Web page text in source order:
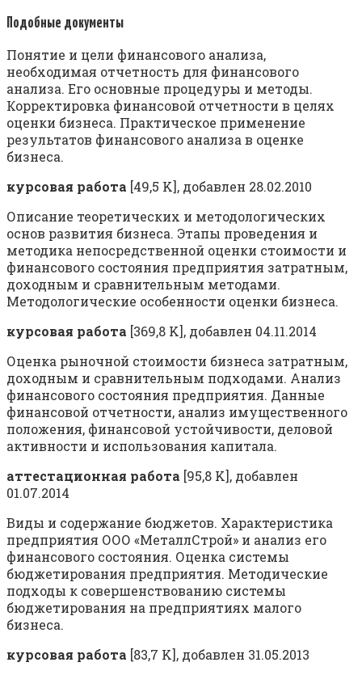
Подобные документы
Понятие и цели финансового анализа,
необходимая отчетность для финансового
анализа. Его основные процедуры и методы.
Корректировка финансовой отчетности в целях
оценки бизнеса. Практическое применение
результатов финансового анализа в оценке
бизнеса.
курсовая работа [49,5 K], добавлен 28.02.2010
Описание теоретических и методологических
основ развития бизнеса. Этапы проведения и
методика непосредственной оценки стоимости и
финансового состояния предприятия затратным,
доходным и сравнительным методами.
Методологические особенности оценки бизнеса.
курсовая работа [369,8 K], добавлен 04.11.2014
Оценка рыночной стоимости бизнеса затратным,
доходным и сравнительным подходами. Анализ
финансового состояния предприятия. Данные
финансовой отчетности, анализ имущественного
положения, финансовой устойчивости, деловой
активности и использования капитала.
аттестационная работа [95,8 K], добавлен
01.07.2014
Виды и содержание бюджетов. Характеристика
предприятия ООО «МеталлСтрой» и анализ его
финансового состояния. Оценка системы
бюджетирования предприятия. Методические
подходы к совершенствованию системы
бюджетирования на предприятиях малого
бизнеса.
курсовая работа [83,7 K], добавлен 31.05.2013